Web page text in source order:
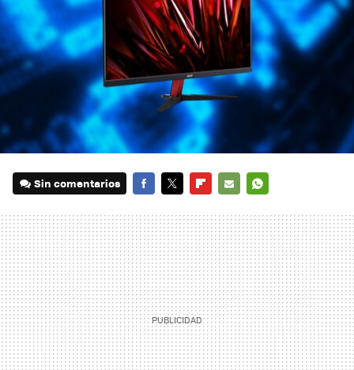
Sin comentarios
MAIL